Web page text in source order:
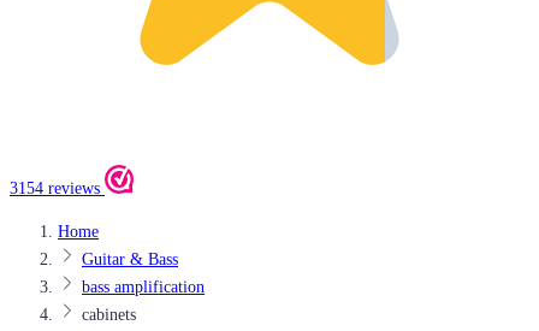
3154 reviews
Home
Guitar & Bass
bass amplification
cabinets